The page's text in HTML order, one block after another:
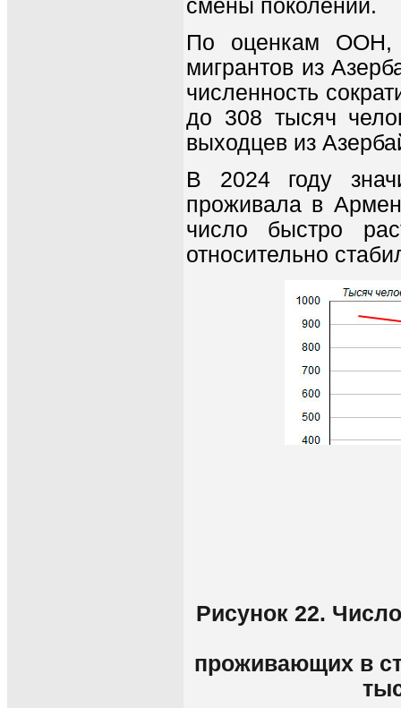
смены поколений.
По оценкам ООН,
мигрантов из
численность
до 308 тысяч
выходцев из
В 2024 году
проживала в
число быстро
относительно
Рисунок 22.
проживающих в